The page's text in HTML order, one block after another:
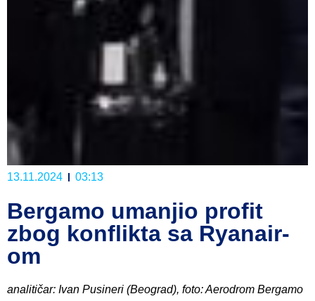
13.11.2024 03:13
Bergamo umanjio profit
zbog konflikta sa Ryanair-
om
analitičar: Ivan Pusineri (Beograd), foto: Aerodrom Bergamo